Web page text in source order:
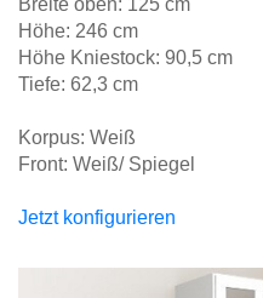
Breite oben: 125 cm
Höhe: 246 cm
Höhe Kniestock: 90,5 cm
Tiefe: 62,3 cm
Korpus: Weiß
Front: Weiß/ Spiegel
Jetzt konfigurieren